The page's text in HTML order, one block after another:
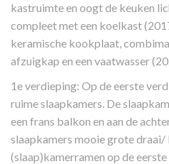
kastruimte en oogt de keuken
compleet met een koelkast
keramische kookplaat,
afzuigkap en een vaatwasser
1e verdieping: Op de eerste
ruime slaapkamers. De
een frans balkon en aan de
slaapkamers mooie grote draai/
(slaap)kamerramen op de